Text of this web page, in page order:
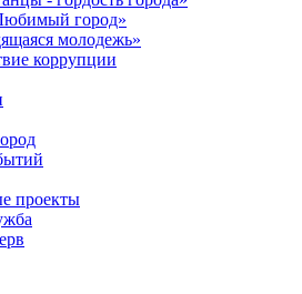
город»
молодежь»
коррупции
проекты